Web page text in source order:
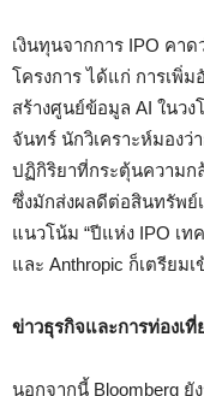
เงินทุนจากการ IPO คา
โครงการ ได้แก่ การเพิ่
สร้างศูนย์ข้อมูล AI ในว
จันทร์ นักวิเคราะห์มองว่
ปฏิกิริยาที่กระตุ้นความก
ซึ่งมักส่งผลดีต่อสินทรัพย์
แนวโน้ม “ปีแห่ง IPO เท
และ Anthropic ก็เตรียม
ข่าวธุรกิจและการท่องเ
นอกจากนี้ Bloomberg ยั